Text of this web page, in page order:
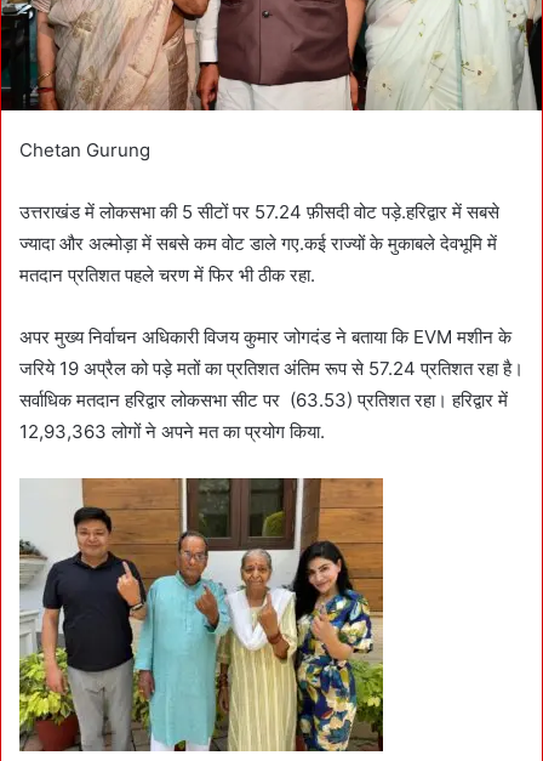
Chetan Gurung
उत्तराखंड में लोकसभा की 5 सीटों पर 57.24 फ़ीसदी वोट पड़े.हरिद्वार में सबसे
ज्यादा और अल्मोड़ा में सबसे कम वोट डाले गए.कई राज्यों के मुकाबले देवभूमि में
मतदान प्रतिशत पहले चरण में फिर भी ठीक रहा.
अपर मुख्य निर्वाचन अधिकारी विजय कुमार जोगदंड ने बताया कि EVM मशीन के
जरिये 19 अप्रैल को पड़े मतों का प्रतिशत अंतिम रूप से 57.24 प्रतिशत रहा है।
सर्वाधिक मतदान हरिद्वार लोकसभा सीट पर (63.53) प्रतिशत रहा। हरिद्वार में
12,93,363 लोगों ने अपने मत का प्रयोग किया.